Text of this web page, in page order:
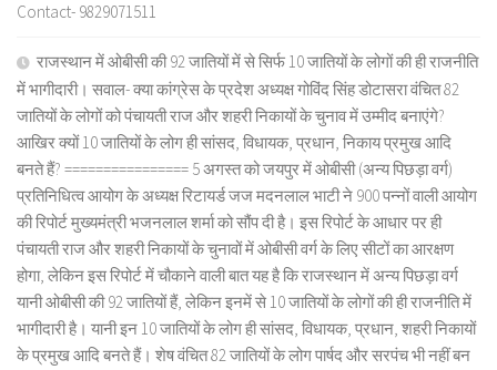
Contact- 9829071511
राजस्थान में ओबीसी की 92 जातियों में से सिर्फ 10 जातियों के लोगों की ही राजनीति
में भागीदारी। सवाल- क्या कांग्रेस के प्रदेश अध्यक्ष गोविंद सिंह डोटासरा वंचित 82
जातियों के लोगों को पंचायती राज और शहरी निकायों के चुनाव में उम्मीद बनाएंगे?
आखिर क्यों 10 जातियों के लोग ही सांसद, विधायक, प्रधान, निकाय प्रमुख आदि
बनते हैं? ================ 5 अगस्त को जयपुर में ओबीसी (अन्य पिछड़ा वर्ग)
प्रतिनिधित्व आयोग के अध्यक्ष रिटायर्ड जज मदनलाल भाटी ने 900 पन्नों वाली आयोग
की रिपोर्ट मुख्यमंत्री भजनलाल शर्मा को सौंप दी है। इस रिपोर्ट के आधार पर ही
पंचायती राज और शहरी निकायों के चुनावों में ओबीसी वर्ग के लिए सीटों का आरक्षण
होगा, लेकिन इस रिपोर्ट में चौकाने वाली बात यह है कि राजस्थान में अन्य पिछड़ा वर्ग
यानी ओबीसी की 92 जातियों हैं, लेकिन इनमें से 10 जातियों के लोगों की ही राजनीति में
भागीदारी है। यानी इन 10 जातियों के लोग ही सांसद, विधायक, प्रधान, शहरी निकायों
के प्रमुख आदि बनते हैं। शेष वंचित 82 जातियों के लोग पार्षद और सरपंच भी नहीं बन